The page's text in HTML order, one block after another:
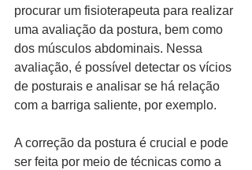
procurar um fisioterapeuta para realizar
uma avaliação da postura, bem como
dos músculos abdominais. Nessa
avaliação, é possível detectar os vícios
de posturais e analisar se há relação
com a barriga saliente, por exemplo.
A correção da postura é crucial e pode
ser feita por meio de técnicas como a